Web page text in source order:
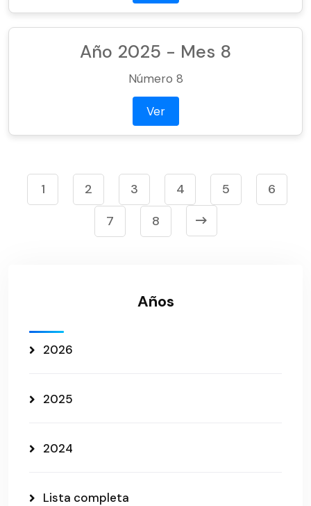
Año 2025 - Mes 8
Número 8
Ver
1 2 3 4 5
6
7
8
Años
2026
2025
2024
Lista completa